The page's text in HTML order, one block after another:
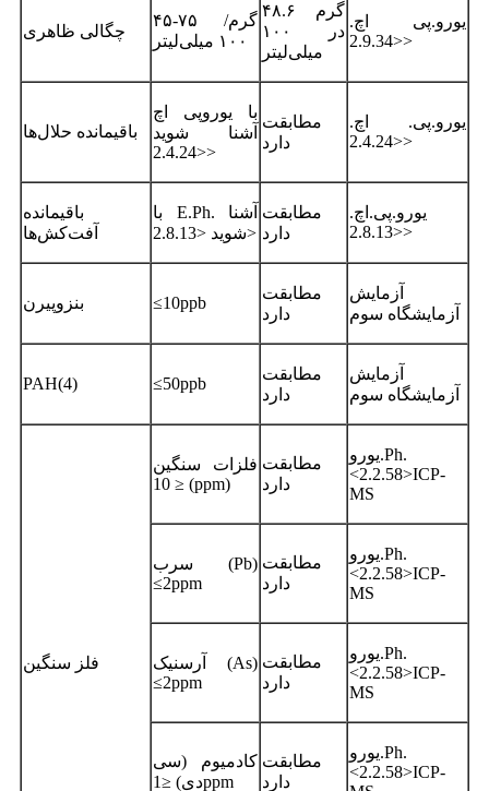
چگالی ظاهری
۴۵-۷۵ گرم/
۱۰۰ میلی‌لیتر
۴۸.۶ گرم
در ۱۰۰
میلی‌لیتر
یورو.پی اچ.
<2.9.34>
باقیمانده حلال‌ها
با یوروپی اچ
آشنا شوید
<2.4.24>
مطابقت
دارد
یورو.پی. اچ.
<2.4.24>
باقیمانده
آفت‌کش‌ها
با E.Ph. آشنا
شوید <2.8.13>
مطابقت
دارد
یورو.پی.اچ.
<2.8.13>
بنزوپیرن ≤10ppb
مطابقت
دارد
آزمایش
آزمایشگاه سوم
PAH(4) ≤50ppb
مطابقت
دارد
آزمایش
آزمایشگاه سوم
فلز سنگین
فلزات سنگین
≤ 10 (ppm)
مطابقت
دارد
یورو.Ph.
<2.2.58>ICP-
MS
سرب (Pb)
≤2ppm
مطابقت
دارد
یورو.Ph.
<2.2.58>ICP-
MS
آرسنیک (As)
≤2ppm
مطابقت
دارد
یورو.Ph.
<2.2.58>ICP-
MS
کادمیوم (سی
دی) ≤1ppm
مطابقت
دارد
یورو.Ph.
<2.2.58>ICP-